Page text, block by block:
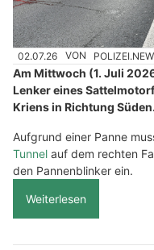
02.07.26 VON
Am Mittwoch (1. Juli
Lenker eines
Kriens in Richtung Süden.
Aufgrund einer Panne
Tunnel auf dem rechten
den Pannenblinker ein.
Weiterlesen